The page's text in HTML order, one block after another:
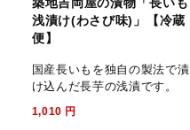
浅漬け(わさび味)」【冷蔵
便】
国産長いもを独自の製法で漬
け込んだ長芋の浅漬です。
1,010 円